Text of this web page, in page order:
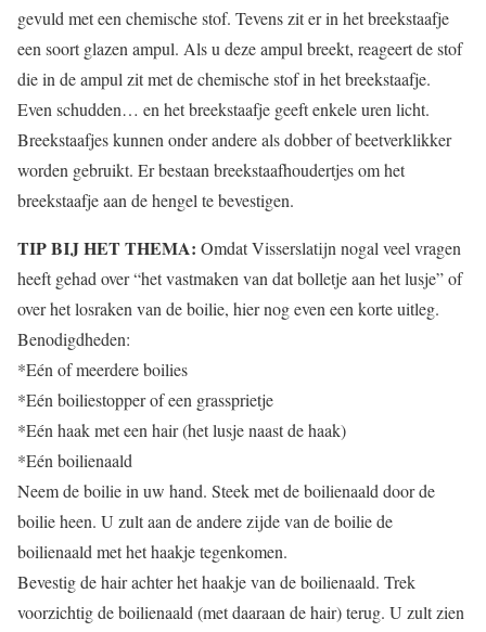
gevuld met een chemische stof. Tevens zit er in het breekstaafje
een soort glazen ampul. Als u deze ampul breekt, reageert de stof
die in de ampul zit met de chemische stof in het breekstaafje.
Even schudden… en het breekstaafje geeft enkele uren licht.
Breekstaafjes kunnen onder andere als dobber of beetverklikker
worden gebruikt. Er bestaan breekstaafhoudertjes om het
breekstaafje aan de hengel te bevestigen.
TIP BIJ HET THEMA: Omdat Visserslatijn nogal veel vragen
heeft gehad over “het vastmaken van dat bolletje aan het lusje” of
over het losraken van de boilie, hier nog even een korte uitleg.
Benodigdheden:
*Eén of meerdere boilies
*Eén boiliestopper of een grassprietje
*Eén haak met een hair (het lusje naast de haak)
*Eén boilienaald
Neem de boilie in uw hand. Steek met de boilienaald door de
boilie heen. U zult aan de andere zijde van de boilie de
boilienaald met het haakje tegenkomen.
Bevestig de hair achter het haakje van de boilienaald. Trek
voorzichtig de boilienaald (met daaraan de hair) terug. U zult zien